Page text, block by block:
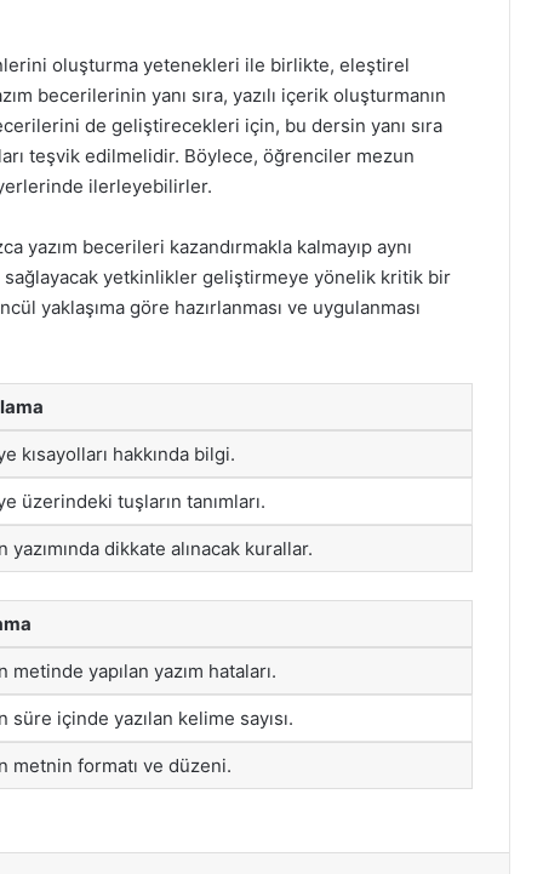
oluşturma yetenekleri ile birlikte, eleştirel
becerilerinin yanı sıra, yazılı içerik oluşturmanın
de geliştirecekleri için, bu dersin yanı sıra
teşvik edilmelidir. Böylece, öğrenciler mezun
ilerleyebilirler.
yazım becerileri kazandırmakla kalmayıp aynı
yetkinlikler geliştirmeye yönelik kritik bir
yaklaşıma göre hazırlanması ve uygulanması
kısayolları hakkında bilgi.
üzerindeki tuşların tanımları.
yazımında dikkate alınacak kurallar.
metinde yapılan yazım hataları.
süre içinde yazılan kelime sayısı.
metnin formatı ve düzeni.